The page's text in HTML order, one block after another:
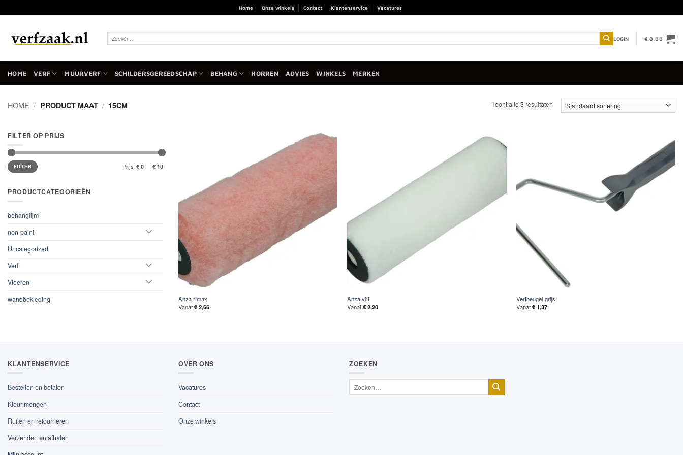
naar
Home Onze winkels Contact Klantenservice Vacatures
Zoeken
naar:
LOGIN €0,00
HOME VERF MUURVERF SCHILDERSGEREEDSCHAP BEHANG HORREN ADVIES WINKELS MERKEN
HOME / PRODUCT MAAT / 15CM Toont alle 3 resultaten
FILTER OP PRIJS
Min.
prijs
Max.
prijsFILTER Prijs: € 0 — € 10
PRODUCTCATEGORIEËN
behanglijm
non-paint
Uncategorized
Verf
Vloeren
wandbekleding
Anza rimax
Vanaf €2,66
Anza vilt
Vanaf €2,20
Verfbeugel grijs
Vanaf€1,37
KLANTENSERVICE
Bestellen en betalen
Kleur mengen
Ruilen en retourneren
Verzenden en afhalen
OVER ONS
Vacatures
Contact
Onze winkels
ZOEKEN